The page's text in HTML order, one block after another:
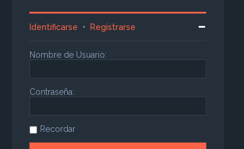
Identificarse • Registrarse
Nombre de Usuario:
Contraseña:
Recordar